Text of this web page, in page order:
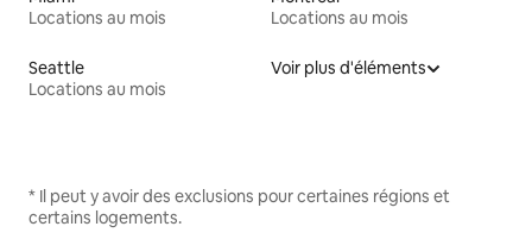
Locations au mois
Locations au mois
Seattle
Locations au mois
Voir plus d'éléments
* Il peut y avoir des exclusions pour certaines régions et
certains logements.